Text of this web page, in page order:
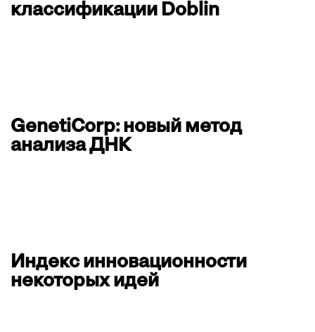
классификации Doblin
GenetiCorp: новый метод
анализа ДНК
Индекс инновационности
некоторых идей